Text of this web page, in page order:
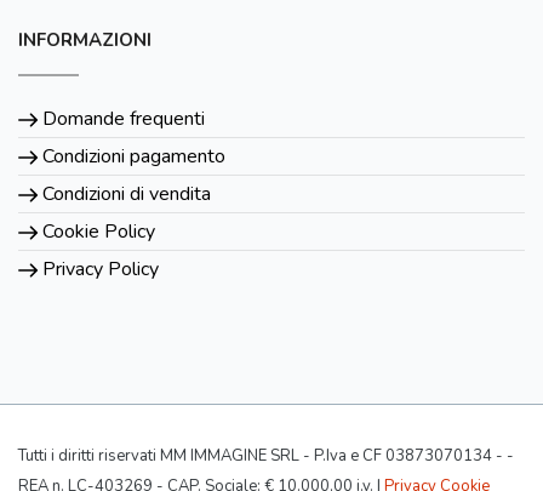
INFORMAZIONI
Domande frequenti
Condizioni pagamento
Condizioni di vendita
Cookie Policy
Privacy Policy
Tutti i diritti riservati MM IMMAGINE SRL - P.Iva e CF 03873070134 - -
REA n. LC-403269 - CAP. Sociale: € 10.000,00 i.v. | Privacy Cookie